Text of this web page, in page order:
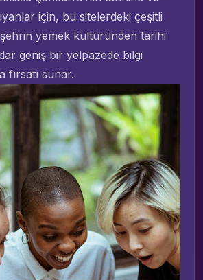
için, bu sitelerdeki çeşitli
yemek kültüründen tarihi
geniş bir yelpazede bilgi
fırsatı sunar.